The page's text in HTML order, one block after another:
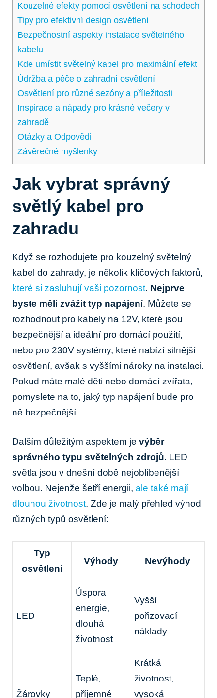
Kouzelné efekty pomocí osvětlení na schodech
Tipy pro efektivní design osvětlení
Bezpečnostní aspekty instalace světelného
kabelu
Kde umístit světelný kabel pro maximální efekt
Údržba a péče o zahradní osvětlení
Osvětlení pro různé sezóny a příležitosti
Inspirace a nápady pro krásné večery v
zahradě
Otázky a Odpovědi
Závěrečné myšlenky
Jak vybrat správný
světlý kabel pro
zahradu
Když se rozhodujete pro kouzelný světelný
kabel do zahrady, je několik klíčových faktorů,
které si zasluhují vaši pozornost. Nejprve
byste měli zvážit typ napájení. Můžete se
rozhodnout pro kabely na 12V, které jsou
bezpečnější a ideální pro domácí použití,
nebo pro 230V systémy, které nabízí silnější
osvětlení, avšak s vyššími nároky na instalaci.
Pokud máte malé děti nebo domácí zvířata,
pomyslete na to, jaký typ napájení bude pro
ně bezpečnější.
Dalším důležitým aspektem je výběr
správného typu světelných zdrojů. LED
světla jsou v dnešní době nejoblíbenější
volbou. Nejenže šetří energii, ale také mají
dlouhou životnost. Zde je malý přehled výhod
různých typů osvětlení:
Typ
osvětlení
Výhody Nevýhody
LED
Úspora
energie,
dlouhá
životnost
Vyšší
pořizovací
náklady
Žárovky
Teplé,
příjemné
Krátká
životnost,
vysoká